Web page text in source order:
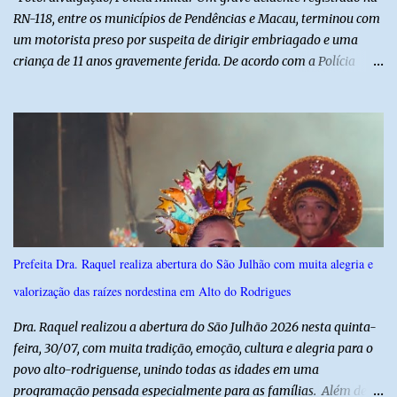
RN-118, entre os municípios de Pendências e Macau, terminou com
um motorista preso por suspeita de dirigir embriagado e uma
criança de 11 anos gravemente ferida. De acordo com a Polícia
autuado em flagrante. O exame pericial para confirmar a
concentração de álcool no organismo ainda está em andamento. A
vítima é um menino de 11 anos, que sofreu ferimentos graves no
acidente. Após os primeiros atendimentos, ele foi entubado e
transferido pelo helicóptero Potiguar 02 para o Hospital
Monsenhor Walfredo Gurgel, em Natal, onde permanece internado
sob cuidados médicos especializados. Segundo informações da
Polícia Militar, a criança é filha de um policial militar. PM reforça
alerta sobre álcool e direção Em nota, a Polícia Militar manifestou
Prefeita Dra. Raquel realiza abertura do São Julhão com muita alegria e
valorização das raízes nordestina em Alto do Rodrigues
Dra. Raquel realizou a abertura do São Julhão 2026 nesta quinta-
feira, 30/07, com muita tradição, emoção, cultura e alegria para o
povo alto-rodriguense, unindo todas as idades em uma
programação pensada especialmente para as famílias. Além de